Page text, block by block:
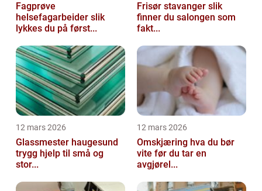
Fagprøve
helsefagarbeider slik
lykkes du på først...
Frisør stavanger slik
finner du salongen som
fakt...
12 mars 2026
Glassmester haugesund
trygg hjelp til små og
stor...
12 mars 2026
Omskjæring hva du bør
vite før du tar en
avgjørel...